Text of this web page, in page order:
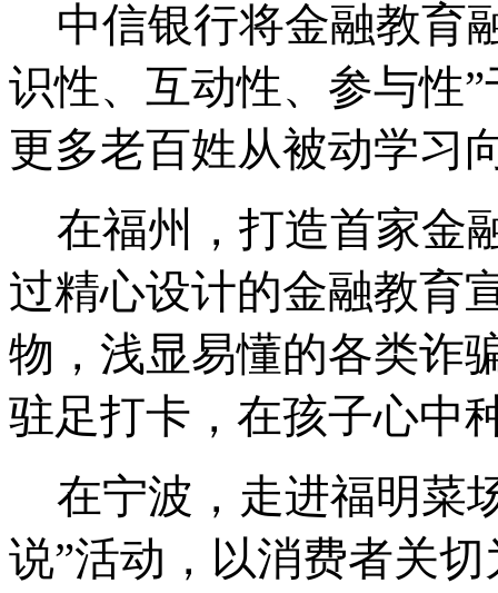
中信银行将金融教育
识性、互动性、参与性
更多老百姓从被动学习
在福州，打造首家金
过精心设计的金融教育
物，浅显易懂的各类诈
驻足打卡，在孩子心中
在宁波，走进福明菜
说”活动，以消费者关